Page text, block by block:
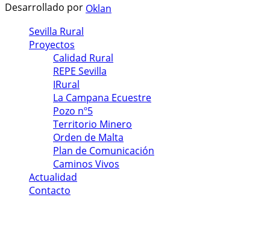
Desarrollado por Oklan
Sevilla Rural
Proyectos
Calidad Rural
REPE Sevilla
IRural
La Campana Ecuestre
Pozo nº5
Territorio Minero
Orden de Malta
Plan de Comunicación
Caminos Vivos
Actualidad
Contacto